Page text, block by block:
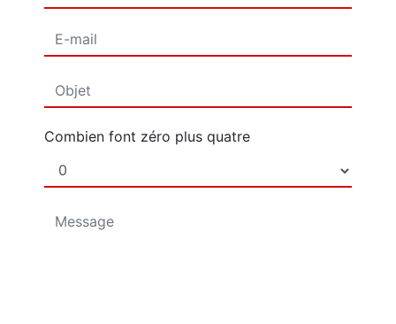
Combien font zéro plus quatre